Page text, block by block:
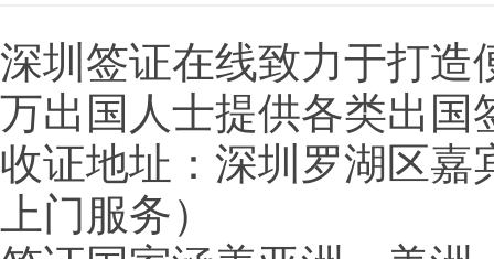
深圳签证在线致力于打造
万出国人士提供各类出国
收证地址：深圳罗湖区
上门服务）